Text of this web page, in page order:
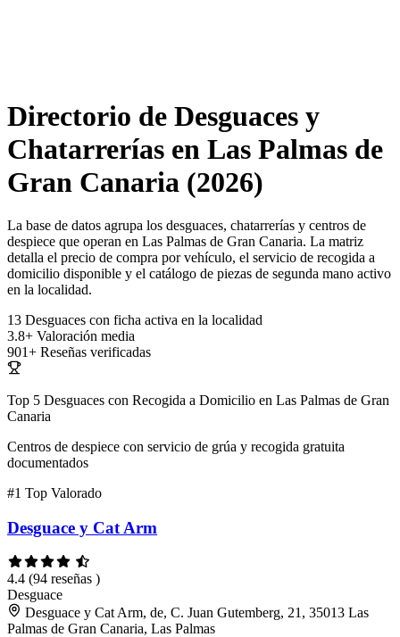
Directorio de Desguaces y
Chatarrerías en Las Palmas de
Gran Canaria (2026)
La base de datos agrupa los desguaces, chatarrerías y centros de
despiece que operan en Las Palmas de Gran Canaria. La matriz
detalla el precio de compra por vehículo, el servicio de recogida a
domicilio disponible y el catálogo de piezas de segunda mano activo
en la localidad.
13 Desguaces con ficha activa en la localidad
3.8+ Valoración media
901+ Reseñas verificadas
Top 5 Desguaces con Recogida a Domicilio en Las Palmas de Gran
Canaria
Centros de despiece con servicio de grúa y recogida gratuita
documentados
#1 Top Valorado
Desguace y Cat Arm
4.4 (94 reseñas )
Desguace
Desguace y Cat Arm, de, C. Juan Gutemberg, 21, 35013 Las
Palmas de Gran Canaria, Las Palmas